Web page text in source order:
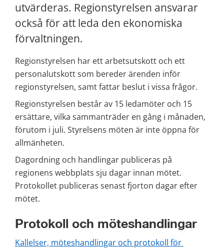
utvärderas. Regionstyrelsen ansvarar
också för att leda den ekonomiska
förvaltningen.
Regionstyrelsen har ett arbetsutskott och ett
personalutskott som bereder ärenden inför
regionstyrelsen, samt fattar beslut i vissa frågor.
Regionstyrelsen består av 15 ledamöter och 15
ersättare, vilka sammanträder en gång i månaden,
förutom i juli. Styrelsens möten är inte öppna för
allmänheten.
Dagordning och handlingar publiceras på
regionens webbplats sju dagar innan mötet.
Protokollet publiceras senast fjorton dagar efter
mötet.
Protokoll och möteshandlingar
Kallelser, möteshandlingar och protokoll för